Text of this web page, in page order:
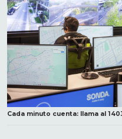
Cada minuto cuenta: llama al